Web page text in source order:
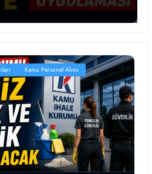
Kamu Personel Alımı